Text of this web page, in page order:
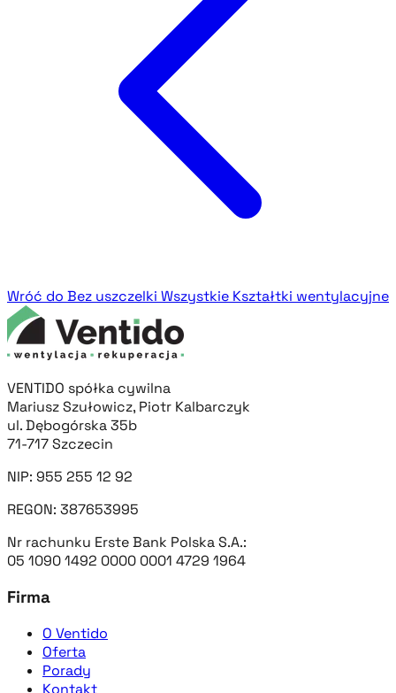
Wróć do Bez uszczelki Wszystkie Kształtki wentylacyjne
VENTIDO spółka cywilna
Mariusz Szułowicz, Piotr Kalbarczyk
ul. Dębogórska 35b
71-717 Szczecin
NIP: 955 255 12 92
REGON: 387653995
Nr rachunku Erste Bank Polska S.A.:
05 1090 1492 0000 0001 4729 1964
Firma
O Ventido
Oferta
Porady
Kontakt